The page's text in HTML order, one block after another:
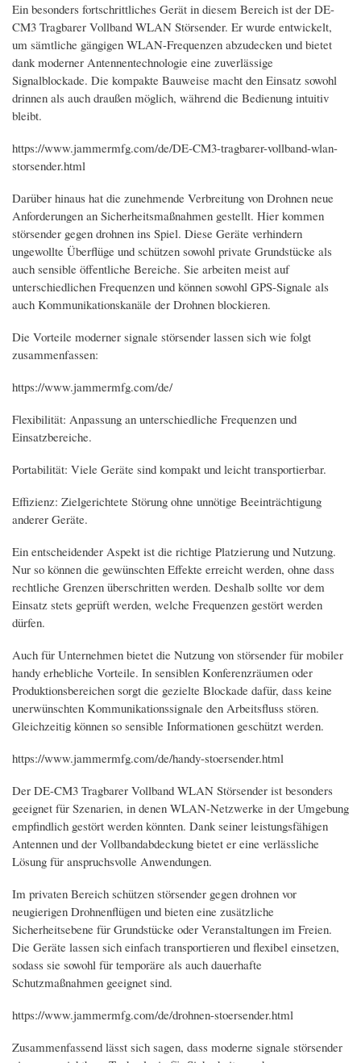
Ein besonders fortschrittliches Gerät in diesem Bereich ist der DE-
CM3 Tragbarer Vollband WLAN Störsender. Er wurde entwickelt,
um sämtliche gängigen WLAN-Frequenzen abzudecken und bietet
dank moderner Antennentechnologie eine zuverlässige
Signalblockade. Die kompakte Bauweise macht den Einsatz sowohl
drinnen als auch draußen möglich, während die Bedienung intuitiv
bleibt.
https://www.jammermfg.com/de/DE-CM3-tragbarer-vollband-wlan-
storsender.html
Darüber hinaus hat die zunehmende Verbreitung von Drohnen neue
Anforderungen an Sicherheitsmaßnahmen gestellt. Hier kommen
störsender gegen drohnen ins Spiel. Diese Geräte verhindern
ungewollte Überflüge und schützen sowohl private Grundstücke als
auch sensible öffentliche Bereiche. Sie arbeiten meist auf
unterschiedlichen Frequenzen und können sowohl GPS-Signale als
auch Kommunikationskanäle der Drohnen blockieren.
Die Vorteile moderner signale störsender lassen sich wie folgt
zusammenfassen:
https://www.jammermfg.com/de/
Flexibilität: Anpassung an unterschiedliche Frequenzen und
Einsatzbereiche.
Portabilität: Viele Geräte sind kompakt und leicht transportierbar.
Effizienz: Zielgerichtete Störung ohne unnötige Beeinträchtigung
anderer Geräte.
Ein entscheidender Aspekt ist die richtige Platzierung und Nutzung.
Nur so können die gewünschten Effekte erreicht werden, ohne dass
rechtliche Grenzen überschritten werden. Deshalb sollte vor dem
Einsatz stets geprüft werden, welche Frequenzen gestört werden
dürfen.
Auch für Unternehmen bietet die Nutzung von störsender für mobiler
handy erhebliche Vorteile. In sensiblen Konferenzräumen oder
Produktionsbereichen sorgt die gezielte Blockade dafür, dass keine
unerwünschten Kommunikationssignale den Arbeitsfluss stören.
Gleichzeitig können so sensible Informationen geschützt werden.
https://www.jammermfg.com/de/handy-stoersender.html
Der DE-CM3 Tragbarer Vollband WLAN Störsender ist besonders
geeignet für Szenarien, in denen WLAN-Netzwerke in der Umgebung
empfindlich gestört werden könnten. Dank seiner leistungsfähigen
Antennen und der Vollbandabdeckung bietet er eine verlässliche
Lösung für anspruchsvolle Anwendungen.
Im privaten Bereich schützen störsender gegen drohnen vor
neugierigen Drohnenflügen und bieten eine zusätzliche
Sicherheitsebene für Grundstücke oder Veranstaltungen im Freien.
Die Geräte lassen sich einfach transportieren und flexibel einsetzen,
sodass sie sowohl für temporäre als auch dauerhafte
Schutzmaßnahmen geeignet sind.
https://www.jammermfg.com/de/drohnen-stoersender.html
Zusammenfassend lässt sich sagen, dass moderne signale störsender